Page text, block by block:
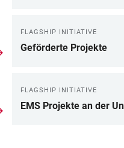
FLAGSHIP INITIATIVE
Geförderte Projekte
FLAGSHIP INITIATIVE
EMS Projekte an der